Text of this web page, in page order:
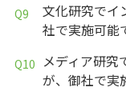
文化研究でイ
社で実施可能
メディア研究
が、御社で実